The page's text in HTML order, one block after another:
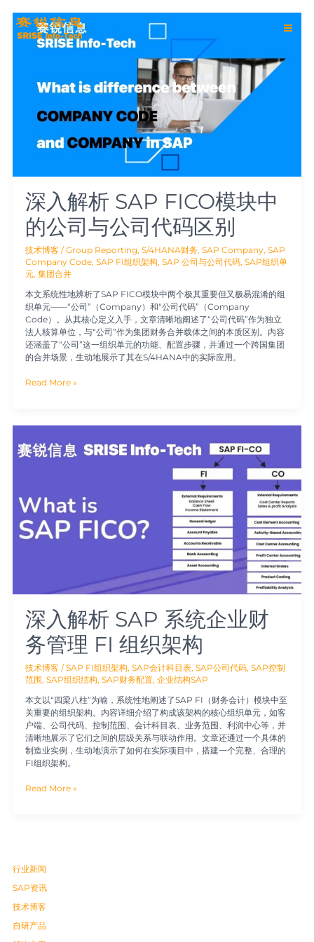
Main
行业新闻
SAP资讯
技术博客
自研产品
深入解析 SAP FICO模块中
的公司与公司代码区别
技术博客 /Group Reporting,S/4HANA财务,SAP Company,SAP
Company Code,SAP FI组织架构,SAP 公司与公司代码,SAP组织单
元,集团合并
本文系统性地辨析了SAP FICO模块中两个极其重要但又极易混淆的组
织单元——“公司”（Company）和“公司代码”（Company
Code）。从其核心定义入手，文章清晰地阐述了“公司代码”作为独立
法人核算单位，与“公司”作为集团财务合并载体之间的本质区别。内容
还涵盖了“公司”这一组织单元的功能、配置步骤，并通过一个跨国集团
的合并场景，生动地展示了其在S/4HANA中的实际应用。
深
入
FICO
司
代
码
区
别
Read More »
深入解析 SAP 系统企业财
务管理 FI 组织架构
技术博客 /SAP FI组织架构,SAP会计科目表,SAP公司代码,SAP控制
范围,SAP组织结构,SAP财务配置,企业结构SAP
本文以“四梁八柱”为喻，系统性地阐述了SAP FI（财务会计）模块中至
关重要的组织架构。内容详细介绍了构成该架构的核心组织单元，如客
户端、公司代码、控制范围、会计科目表、业务范围、利润中心等，并
清晰地展示了它们之间的层级关系与联动作用。文章还通过一个具体的
制造业实例，生动地演示了如何在实际项目中，搭建一个完整、合理的
FI组织架构。
入
解
统
企
业
FI
组
织
架
构
Read More »